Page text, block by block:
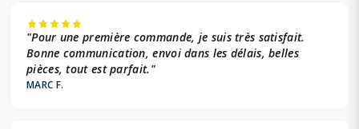
"Pour une première commande, je suis très satisfait.
Bonne communication, envoi dans les délais, belles
pièces, tout est parfait."
MARC F.